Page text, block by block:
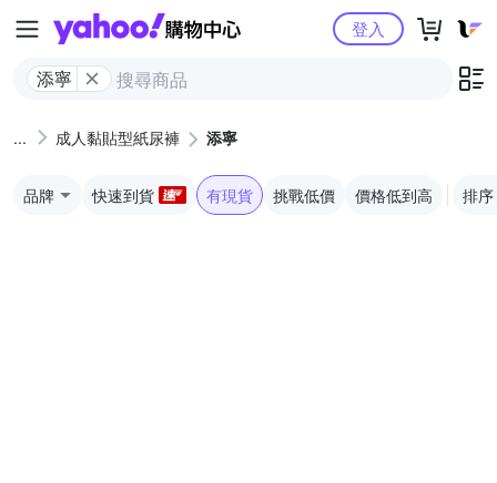
Yahoo購物中心
添寧
登入
成人黏貼型紙尿褲 添寧
品牌 快速到貨 有現貨 挑戰低價 價格低到高 排序